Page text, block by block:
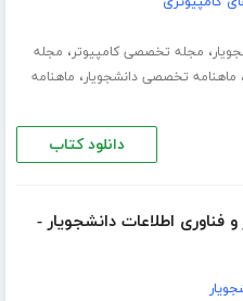
، مجله تخصصی کامپیوتر، مجله
، ماهنامه تخصصی دانشجویار، ماهنامه
دانلود کتاب
فناوری اطلاعات دانشجویار -